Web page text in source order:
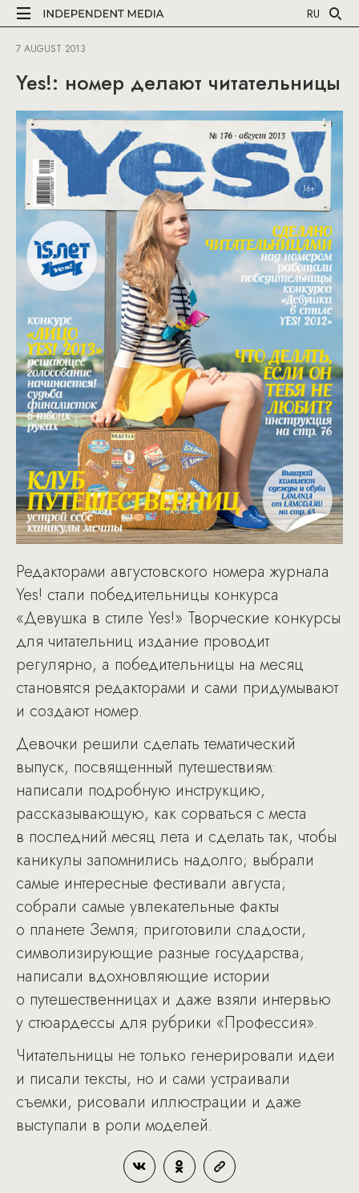
RU
7 AUGUST 2013
Yes!: номер делают читательницы
Редакторами августовского номера журнала
Yes! стали победительницы конкурса
«Девушка в стиле Yes!» Творческие конкурсы
для читательниц издание проводит
регулярно, а победительницы на месяц
становятся редакторами и сами придумывают
и создают номер.
Девочки решили сделать тематический
выпуск, посвященный путешествиям:
написали подробную инструкцию,
рассказывающую, как сорваться с места
в последний месяц лета и сделать так, чтобы
каникулы запомнились надолго; выбрали
самые интересные фестивали августа;
собрали самые увлекательные факты
о планете Земля; приготовили сладости,
символизирующие разные государства;
написали вдохновляющие истории
о путешественницах и даже взяли интервью
у стюардессы для рубрики «Профессия».
Читательницы не только генерировали идеи
и писали тексты, но и сами устраивали
съемки, рисовали иллюстрации и даже
выступали в роли моделей.